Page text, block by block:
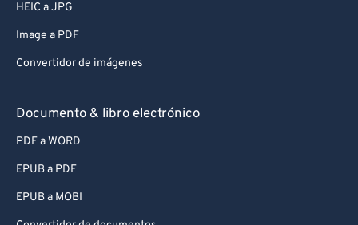
HEIC a JPG
Image a PDF
Convertidor de imágenes
Documento & libro electrónico
PDF a WORD
EPUB a PDF
EPUB a MOBI